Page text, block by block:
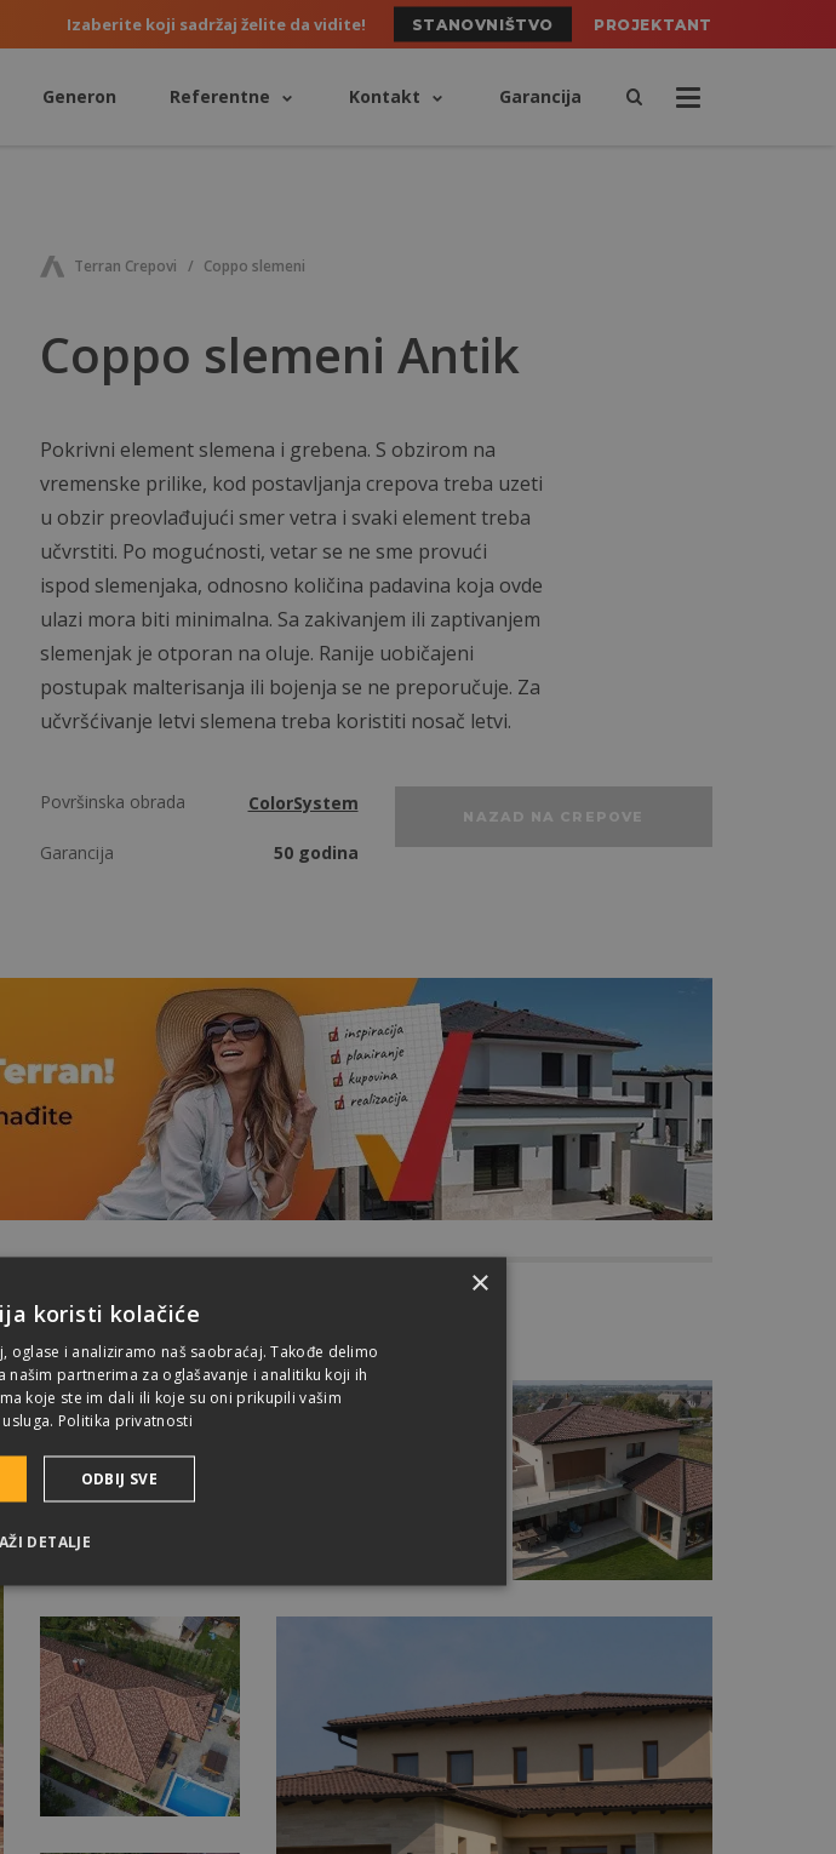
Izaberite koji sadržaj želite da vidite! STANOVNIŠTVO PROJEKTANT
Generon Referentne Kontakt Garancija
Terran Crepovi Coppo slemeni
Coppo slemeni Antik
Pokrivni element slemena i grebena. S obzirom na
vremenske prilike, kod postavljanja crepova treba uzeti
u obzir preovlađujući smer vetra i svaki element treba
učvrstiti. Po mogućnosti, vetar se ne sme provući
ispod slemenjaka, odnosno količina padavina koja ovde
ulazi mora biti minimalna. Sa zakivanjem ili zaptivanjem
slemenjak je otporan na oluje. Ranije uobičajeni
postupak malterisanja ili bojenja se ne preporučuje. Za
učvršćivanje letvi slemena treba koristiti nosač letvi.
Površinska obrada ColorSystem
Garancija 50 godina
NAZAD NA CREPOVE
i metalni pribor ×
koristi kolačiće
i analiziramo naš saobraćaj. Takođe delimo
partnerima za oglašavanje i analitiku koji ih
koje ste im dali ili koje su oni prikupili vašim
Politika privatnosti
ODBIJ SVE
DETALJE